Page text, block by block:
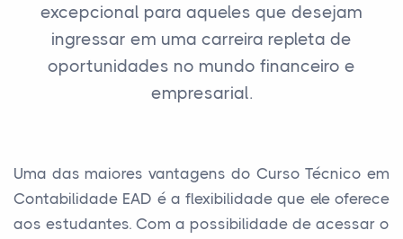
excepcional para aqueles que desejam
ingressar em uma carreira repleta de
oportunidades no mundo financeiro e
empresarial.
Uma das maiores vantagens do Curso Técnico em
Contabilidade EAD é a flexibilidade que ele oferece
aos estudantes. Com a possibilidade de acessar o